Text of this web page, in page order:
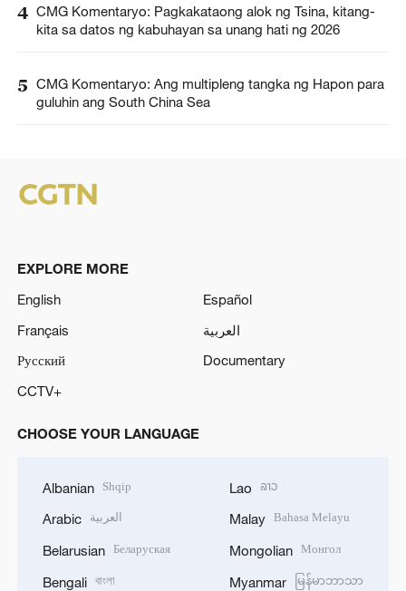
4 CMG Komentaryo: Pagkakataong alok ng Tsina, kitang-
kita sa datos ng kabuhayan sa unang hati ng 2026
5 CMG Komentaryo: Ang multipleng tangka ng Hapon para
guluhin ang South China Sea
EXPLORE MORE
English
Español
Français
العربية
Русский
Documentary
CCTV+
CHOOSE YOUR LANGUAGE
Albanian Shqip
Arabic العربية
Belarusian Беларуская
Bengali বাংলা
Lao ລາວ
Malay Bahasa Melayu
Mongolian Монгол
Myanmar မြန်မာဘာသာ